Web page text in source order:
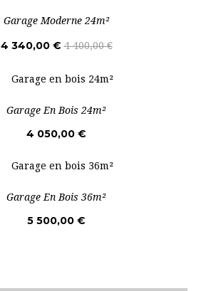
Garage Moderne 24m²
4 340,00 € 4 400,00 €
Garage En Bois 24m²
4 050,00 €
Garage En Bois 36m²
5 500,00 €